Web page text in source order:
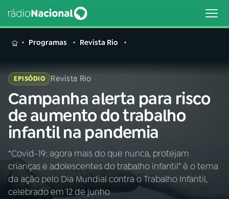
MENU
Buscar
na
Rádio
Nacional
Buscar
AO VIVO
INÍCIO
Programas Revista Rio
EPISÓDIO Revista Rio
Campanha alerta para risco
de aumento do trabalho
infantil na pandemia
“Covid-19: agora mais do que nunca, protejam
crianças e adolescentes do trabalho infantil” é o tema
da ação pelo Dia Mundial contra o Trabalho Infantil,
celebrado em 12 de junho